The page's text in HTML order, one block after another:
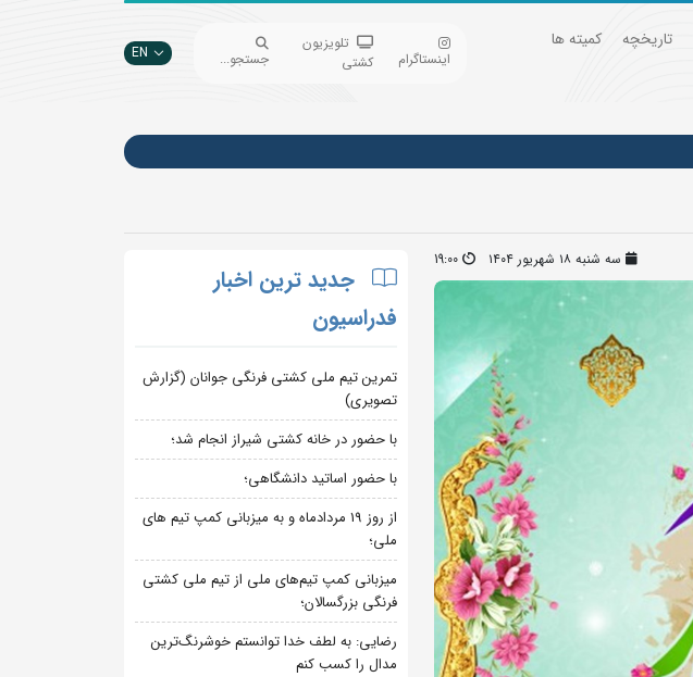
تاریخچه
کمیته ها
اینستاگرام
تلویزیون
کشتی
جستجو... EN
سه شنبه ۱۸ شهریور ۱۴۰۴ 19:00
جدید ترین اخبار
فدراسیون
تمرین تیم ملی کشتی فرنگی جوانان (گزارش
تصویری)
با حضور در خانه کشتی شیراز انجام شد؛
با حضور اساتید دانشگاهی؛
از روز 19 مردادماه و به میزبانی کمپ تیم های
ملی؛
میزبانی کمپ تیم‌های ملی از تیم ملی کشتی
فرنگی بزرگسالان؛
رضایی: به لطف خدا توانستم خوشرنگ‌ترین
مدال را کسب کنم